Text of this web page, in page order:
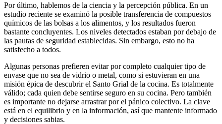
Por último, ‌hablemos de‍ la ciencia⁤ y ⁢la percepción‌ pública. En un
estudio reciente se ⁢examinó ‌la posible‍ transferencia​ de compuestos
químicos de las bolsas a los alimentos, y los resultados ⁤fueron
bastante⁣ concluyentes.⁣ Los niveles​ detectados estaban por debajo de
las pautas ⁣de seguridad establecidas. Sin embargo, esto​ no ha
satisfecho a todos. ⁣
Algunas personas prefieren evitar por ​completo‌ cualquier​ tipo de
envase ‌que⁣ no sea de ​vidrio o metal, ‌como si estuvieran ‌en una
misión épica de descubrir el Santo​ Grial de la ‌cocina. Es totalmente
válido; cada ⁤quien debe sentirse seguro en ‌su cocina. Pero también⁤
es importante no ⁤dejarse arrastrar por el pánico colectivo. ⁣La⁤ clave
está en el ‍equilibrio ‍y en la ​información, así ​que mantente informado
y decisiones sabias.